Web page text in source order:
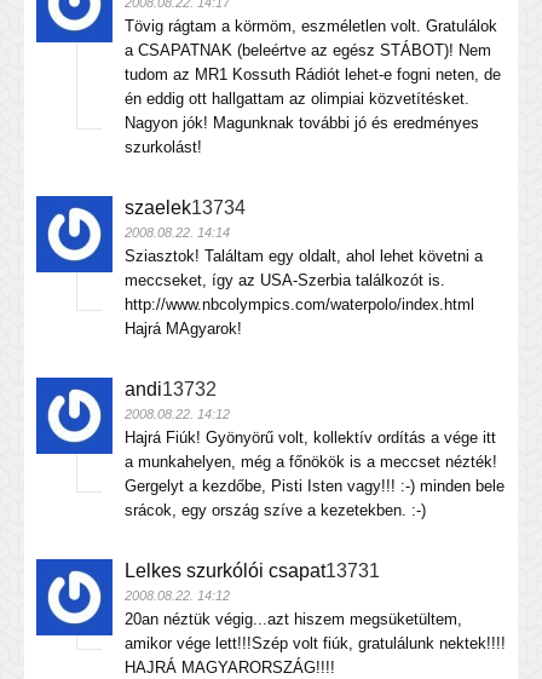
Tövig rágtam a körmöm, eszméletlen volt. Gratulálok
a CSAPATNAK (beleértve az egész STÁBOT)! Nem
tudom az MR1 Kossuth Rádiót lehet-e fogni neten, de
én eddig ott hallgattam az olimpiai közvetítésket.
Nagyon jók! Magunknak további jó és eredményes
szurkolást!
szaelek13734
2008.08.22. 14:14
Sziasztok! Találtam egy oldalt, ahol lehet követni a
meccseket, így az USA-Szerbia találkozót is.
http://www.nbcolympics.com/waterpolo/index.html
Hajrá MAgyarok!
andi13732
2008.08.22. 14:12
Hajrá Fiúk! Gyönyörű volt, kollektív ordítás a vége itt
a munkahelyen, még a főnökök is a meccset nézték!
Gergelyt a kezdőbe, Pisti Isten vagy!!! :-) minden bele
srácok, egy ország szíve a kezetekben. :-)
Lelkes szurkólói csapat13731
2008.08.22. 14:12
20an néztük végig...azt hiszem megsüketültem,
amikor vége lett!!!Szép volt fiúk, gratulálunk nektek!!!!
HAJRÁ MAGYARORSZÁG!!!!